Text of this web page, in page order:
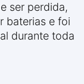
ser perdida,
baterias e foi
durante toda